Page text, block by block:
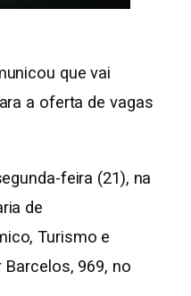
que vai
a oferta de vagas
feira (21), na
de
Turismo e
969, no